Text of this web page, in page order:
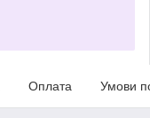
Оплата Умови